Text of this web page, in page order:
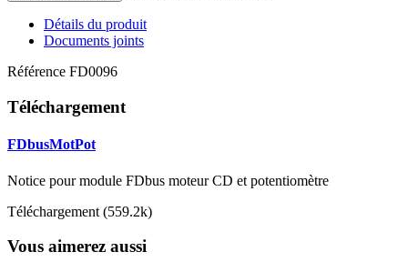
Détails du produit
Documents joints
Référence FD0096
Téléchargement
FDbusMotPot
Notice pour module FDbus moteur CD et potentiomètre
Téléchargement (559.2k)
Vous aimerez aussi